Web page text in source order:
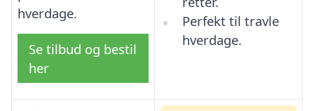
hverdage.
Se tilbud og bestil
her
Perfekt til travle
hverdage.